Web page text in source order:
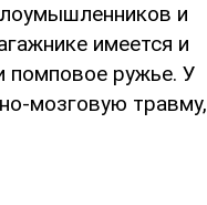
и
имеется и
помповое ружье. У
мозговую травму,